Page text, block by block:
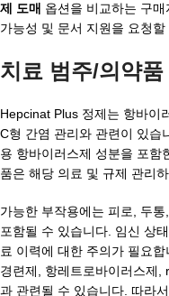
제 도매 옵션을 비교하는 구
가능성 및 문서 지원을 요청할
치료 범주/의약
Hepcinat Plus 정제는 항바이
C형 간염 관리와 관련이 있습
용 항바이러스제 성분을 포함
품은 해당 의료 및 규제 관리
가능한 부작용에는 피로, 두
포함될 수 있습니다. 임신 상
료 이력에 대한 주의가 필요
경련제, 항레트로바이러스제,
과 관련될 수 있습니다. 따라